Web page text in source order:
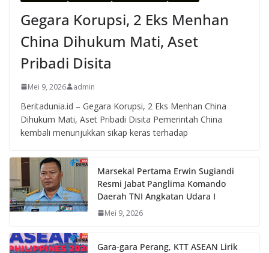
Gegara Korupsi, 2 Eks Menhan
China Dihukum Mati, Aset
Pribadi Disita
Mei 9, 2026 admin
Beritadunia.id – Gegara Korupsi, 2 Eks Menhan China
Dihukum Mati, Aset Pribadi Disita Pemerintah China
kembali menunjukkan sikap keras terhadap
Marsekal Pertama Erwin Sugiandi
Resmi Jabat Panglima Komando
Daerah TNI Angkatan Udara I
Mei 9, 2026
Gara-gara Perang, KTT ASEAN Lirik